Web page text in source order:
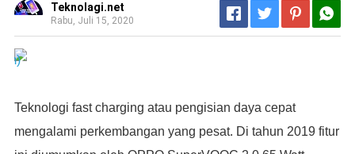
Teknolagi.net
Rabu, Juli 15, 2020
Teknologi fast charging atau pengisian daya cepat
mengalami perkembangan yang pesat. Di tahun 2019 fitur